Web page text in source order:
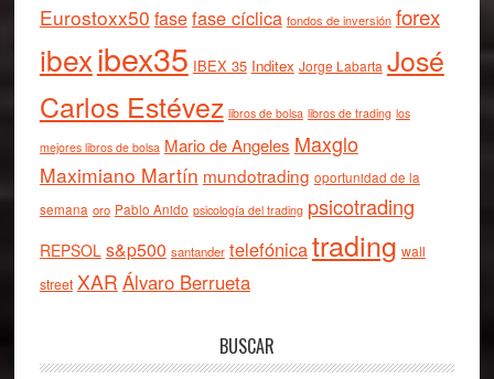
Eurostoxx50 fasefase cíclica fondos de inversión forex
ibexibex35 IBEX 35 Inditex Jorge Labarta José
Carlos Estévez libros de bolsa libros de trading los
mejores libros de bolsa Mario de Angeles Maxglo
Maximiano Martín mundotrading oportunidad de la
semana oro Pablo Anido psicología del trading psicotrading
REPSOL s&p500 santander telefónicatrading wall
street XAR Álvaro Berrueta
BUSCAR